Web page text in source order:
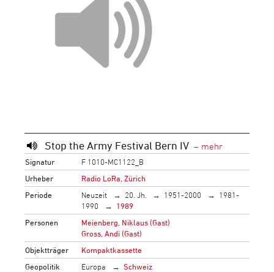
Stop the Army Festival Bern IV
Signatur
F 1010-MC1122_B
Urheber
Radio LoRa, Zürich
Periode
Neuzeit 20. Jh. 1951-2000
1981-
1990
1989
Personen
Meienberg, Niklaus (Gast)
Gross, Andi (Gast)
Objektträger
Kompaktkassette
Geopolitik
Europa Schweiz